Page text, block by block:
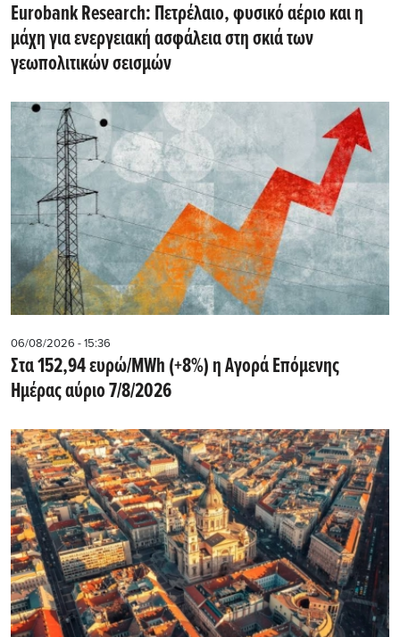
Eurobank Research: Πετρέλαιο, φυσικό αέριο και η
μάχη για ενεργειακή ασφάλεια στη σκιά των
γεωπολιτικών σεισμών
06/08/2026 - 15:36
Στα 152,94 ευρώ/MWh (+8%) η Αγορά Επόμενης
Ημέρας αύριο 7/8/2026